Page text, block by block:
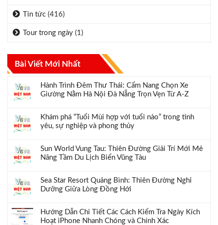
Tin tức (416)
Tour trong ngày (1)
Bài Viết Mới Nhất
Hành Trình Đêm Thư Thái: Cẩm Nang Chọn Xe
Giường Nằm Hà Nội Đà Nẵng Trọn Vẹn Từ A-Z
Khám phá “Tuổi Mùi hợp với tuổi nào” trong tình
yêu, sự nghiệp và phong thủy
Sun World Vung Tau: Thiên Đường Giải Trí Mới Mẻ
Nâng Tầm Du Lịch Biển Vũng Tàu
Sea Star Resort Quảng Bình: Thiên Đường Nghỉ
Dưỡng Giữa Lòng Đồng Hới
Hướng Dẫn Chi Tiết Các Cách Kiểm Tra Ngày Kích
Hoạt iPhone Nhanh Chóng và Chính Xác